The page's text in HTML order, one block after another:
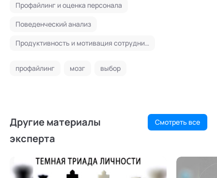
Профайлинг и оценка персонала
Поведенческий анализ
Продуктивность и мотивация сотрудников
профайлинг мозг выбор
Другие материалы
эксперта
Смотреть все